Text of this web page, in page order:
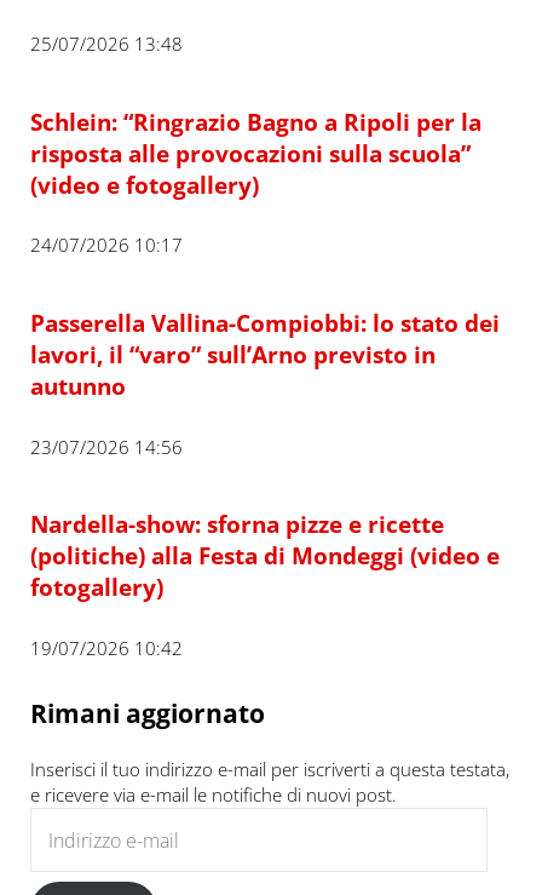
25/07/2026 13:48
Schlein: “Ringrazio Bagno a Ripoli per la
risposta alle provocazioni sulla scuola”
(video e fotogallery)
24/07/2026 10:17
Passerella Vallina-Compiobbi: lo stato dei
lavori, il “varo” sull’Arno previsto in
autunno
23/07/2026 14:56
Nardella-show: sforna pizze e ricette
(politiche) alla Festa di Mondeggi (video e
fotogallery)
19/07/2026 10:42
Rimani aggiornato
Inserisci il tuo indirizzo e-mail per iscriverti a questa testata,
e ricevere via e-mail le notifiche di nuovi post.